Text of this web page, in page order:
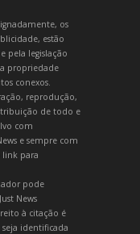
os
estão
pela legislação
propriedade
conexos.
reprodução,
de todo e
com
e sempre com
link para
pode
News
à citação é
identificada